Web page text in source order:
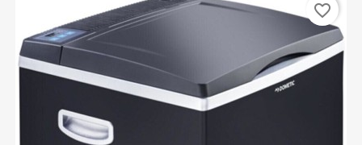
favorite_border